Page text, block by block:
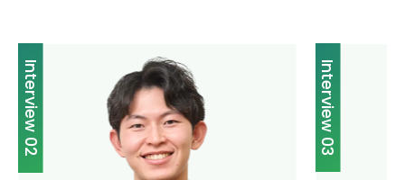
Interview 03 Interview 04